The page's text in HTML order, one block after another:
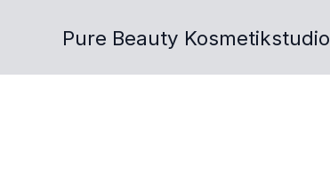
Pure Beauty Kosmetikstudio